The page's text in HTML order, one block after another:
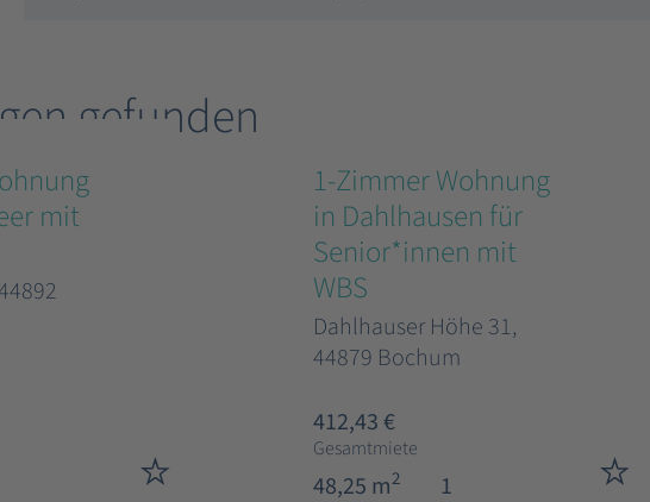
gefunden
mit
1-Zimmer Wohnung
in Dahlhausen für
Senior*innen mit
WBS
Dahlhauser Höhe 31,
44879 Bochum
412,43 €
Gesamtmiete
48,25 m2 1